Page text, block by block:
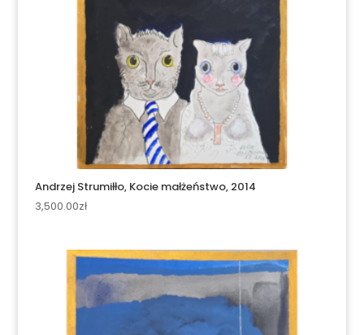
Andrzej Strumiłło, Kocie małżeństwo, 2014
3,500.00zł